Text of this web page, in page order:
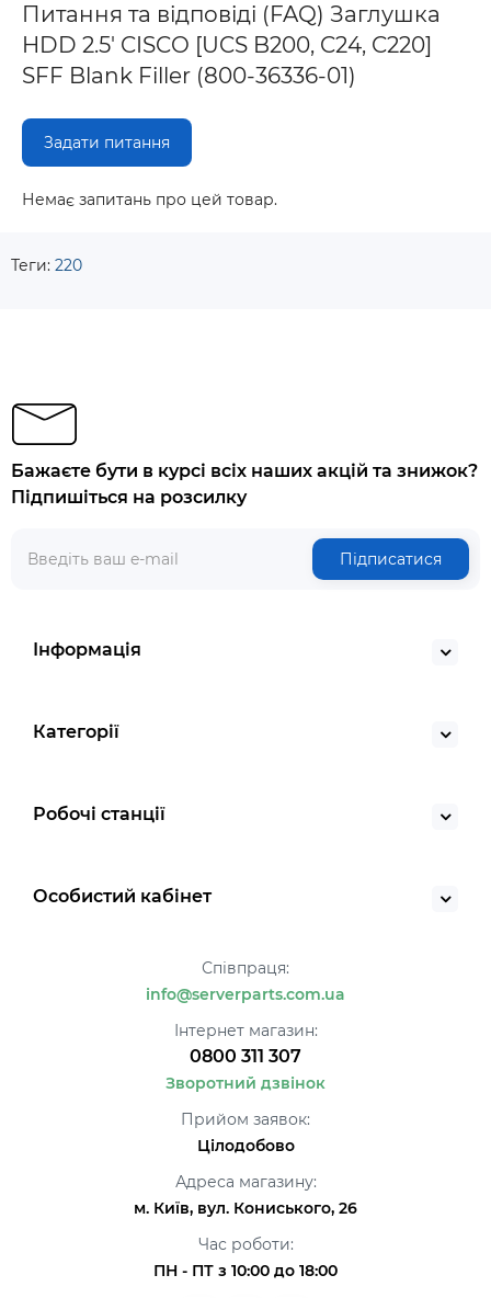
Питання та відповіді (FAQ) Заглушка
HDD 2.5' CISCO [UCS B200, C24, C220]
SFF Blank Filler (800-36336-01)
Задати питання
Немає запитань про цей товар.
Теги: 220
Бажаєте бути в курсі всіх наших акцій та знижок?
Підпишіться на розсилку
Підписатися
Інформація
Категорії
Робочі станції
Особистий кабінет
Співпраця:
info@serverparts.com.ua
Інтернет магазин:
0800 311 307
Зворотний дзвінок
Прийом заявок:
Цілодобово
Адреса магазину:
м. Київ, вул. Кониського, 26
Час роботи:
ПН - ПТ з 10:00 до 18:00